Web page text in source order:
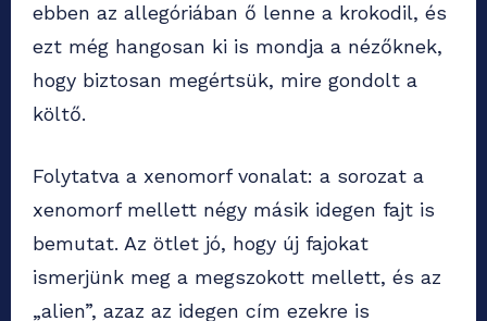
ebben az allegóriában ő lenne a krokodil, és
ezt még hangosan ki is mondja a nézőknek,
hogy biztosan megértsük, mire gondolt a
költő.
Folytatva a xenomorf vonalat: a sorozat a
xenomorf mellett négy másik idegen fajt is
bemutat. Az ötlet jó, hogy új fajokat
ismerjünk meg a megszokott mellett, és az
„alien”, azaz az idegen cím ezekre is